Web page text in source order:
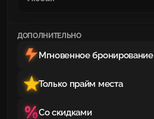
ДОПОЛНИТЕЛЬНО
Мгновенное бронирование
Только прайм места
Со скидками